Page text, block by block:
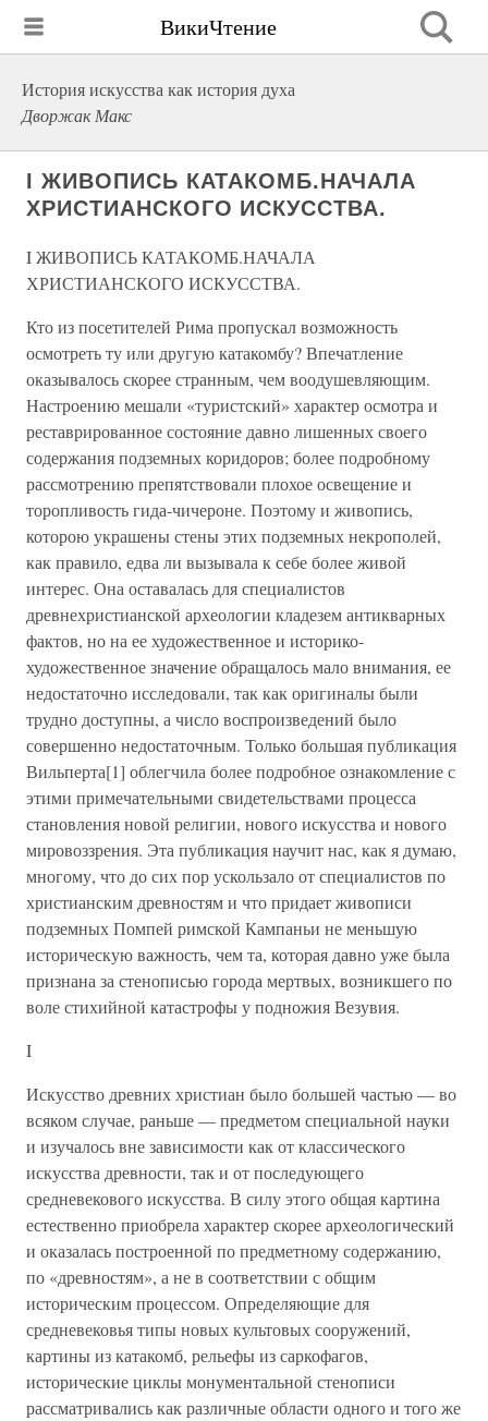
ВикиЧтение
История искусства как история духа
Дворжак Макс
I ЖИВОПИСЬ КАТАКОМБ.НАЧАЛА
ХРИСТИАНСКОГО ИСКУССТВА.
I ЖИВОПИСЬ КАТАКОМБ.НАЧАЛА
ХРИСТИАНСКОГО ИСКУССТВА.
Кто из посетителей Рима пропускал возможность
осмотреть ту или другую катакомбу? Впечатление
оказывалось скорее странным, чем воодушевляющим.
Настроению мешали «туристский» характер осмотра и
реставрированное состояние давно лишенных своего
содержания подземных коридоров; более подробному
рассмотрению препятствовали плохое освещение и
торопливость гида-чичероне. Поэтому и живопись,
которою украшены стены этих подземных некрополей,
как правило, едва ли вызывала к себе более живой
интерес. Она оставалась для специалистов
древнехристианской археологии кладезем антикварных
фактов, но на ее художественное и историко-
художественное значение обращалось мало внимания, ее
недостаточно исследовали, так как оригиналы были
трудно доступны, а число воспроизведений было
совершенно недостаточным. Только большая публикация
Вильперта[1] облегчила более подробное ознакомление с
этими примечательными свидетельствами процесса
становления новой религии, нового искусства и нового
мировоззрения. Эта публикация научит нас, как я думаю,
многому, что до сих пор ускользало от специалистов по
христианским древностям и что придает живописи
подземных Помпей римской Кампаньи не меньшую
историческую важность, чем та, которая давно уже была
признана за стенописью города мертвых, возникшего по
воле стихийной катастрофы у подножия Везувия.
I
Искусство древних христиан было большей частью — во
всяком случае, раньше — предметом специальной науки
и изучалось вне зависимости как от классического
искусства древности, так и от последующего
средневекового искусства. В силу этого общая картина
естественно приобрела характер скорее археологический
и оказалась построенной по предметному содержанию,
по «древностям», а не в соответствии с общим
историческим процессом. Определяющие для
средневековья типы новых культовых сооружений,
картины из катакомб, рельефы из саркофагов,
исторические циклы монументальной стенописи
рассматривались как различные области одного и того же